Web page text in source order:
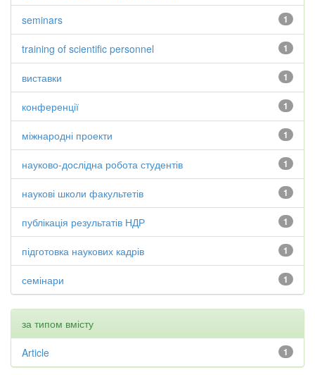
1
seminars
1
training of scientific personnel
1
виставки
1
конференції
1
міжнародні проекти
1
науково-дослідна робота студентів
1
наукові школи факультетів
1
публікація результатів НДР
1
підготовка наукових кадрів
1
семінари
за типом вмісту
1
Article